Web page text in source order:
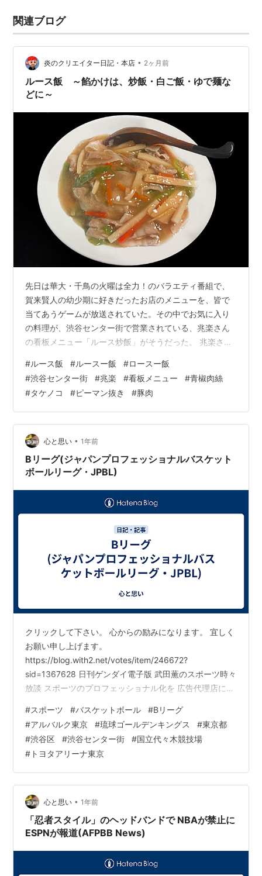
関連ブログ
炎のクリエイター日記・本店 • 2ヶ月前
ルース飯 ～餡かけは、炒飯・白ご飯・ゆで麺な
どに～
先日は華大・千鳥の火曜は全力！のバラエティ番組で、
賀来賢人の幼少期に好きだったお店のメニューを、皆で
当てあうゲームが放送されていた。その中でお気に入り
の料理が、渋谷センター街で営業されている、兆楽さん
の看板メニュー「ルース炒飯」がそうだった。 兆楽さん
切りの豚肉とタケノコを、甘辛い醤油ベースの中華餡を
絡めた、ボリューム満点の餡かけチャーハンだった。ル
ースとはロースと同意語で、青椒肉絲（チンジャオロー
ス）のピーマンを抜いてタケノコを多めにする感じだ。
ＳＢ食品からレトルトも出ている。 これは美味しそうだ
と思えば、自称餡かけ王子の腕がなる。まず炒飯を…
#ルース飯 #ルースー飯 #ロースー飯
#渋谷センター街 #兆楽 #看板メニュー #青椒肉絲
#タケノコ #ピーマン抜き #豚肉
心と思い • 1年前
Bリーグ(ジャパンプロフェッショナルバスケット
ボールリーグ・JPBL)
クリックして下さい。 心からの励みになります。 宜しく
お願い申し上げます。
https://blog.with2.net/votes/item/246672?
sid=1367628 日刊ゲンダイ電子版 武田薫のスポーツ時々
放談 スポーツのプロフェッショナル化を 広告代理店に委
https://www.nikkan-
gendai.com/articles/view/sports/336280 千葉テレビ放
送(CTC) バスケットボールBリーグ・２部東地区 アルテ
ィーリ千葉 「Bリーグプレミア」への 参入を目指して
2028年を目途に千葉市美浜区に 新…
#スポーツ #バスケットボール #Bリーグ
#アルバルク東京 #琉球ゴールデンキングス #東京都
#渋谷区 #渋谷センター街 #国立代々木競技場
# トヨタアリーナ東京
心と思い • 1年前
「忍者スタイル」のヘッドバンドで NBAが禁止に
ESPNが報道(AFPBB News)